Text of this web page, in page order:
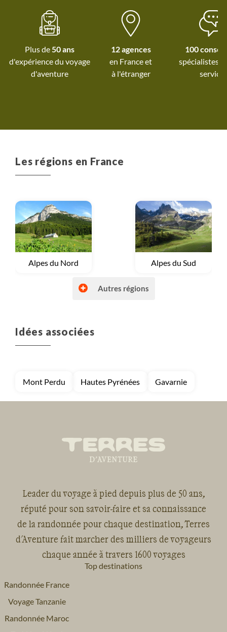
Merci et à
nouvelles aventures
Plus de50 ans
d'expérience du voyage
d'aventure
12 agences
à l'étranger
100
spécialistes
service
Les régions en France
Voyage
Alpes du Nord Voyage
Alpes du Sud
Voyage
Autres régions (France)
Voyage
Provence - Côte d'Azur Voyage
Pyrénées
Voyage
Sud-Ouest
Autres régions
Idées associées
Mont Perdu Hautes Pyrénées Gavarnie
Leader du voyage à pied depuis plus de 50 ans,
réputé pour son savoir-faire et sa connaissance
de la randonnée pour chaque destination, Terres
d'Aventure fait marcher des milliers de voyageurs
chaque année à travers 1600 voyages
Top destinations
Randonnée France
Voyage Tanzanie
Randonnée Maroc